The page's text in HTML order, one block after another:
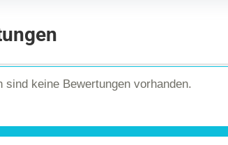
sind keine Bewertungen vorhanden.